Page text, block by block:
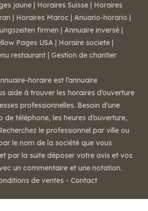
jaune | Horaires Suisse | Horaires
| Horaires Maroc | Anuario-horario |
firmen | Annuaire inversé |
Pages USA | Horaire societe |
restaurant | Gestion de chantier
horaire est l’annuaire
aide à trouver les horaires d’ouverture
professionnelles. Besoin d'une
de téléphone, les heures d’ouverture,
le professionnel par ville ou
le nom de la société que vous
par la suite déposer votre avis et vos
un commentaire et une notation.
de ventes - Contact